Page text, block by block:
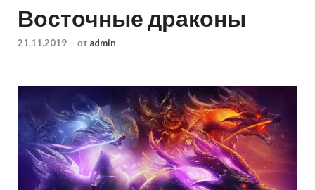
Восточные драконы
21.11.2019 - от admin